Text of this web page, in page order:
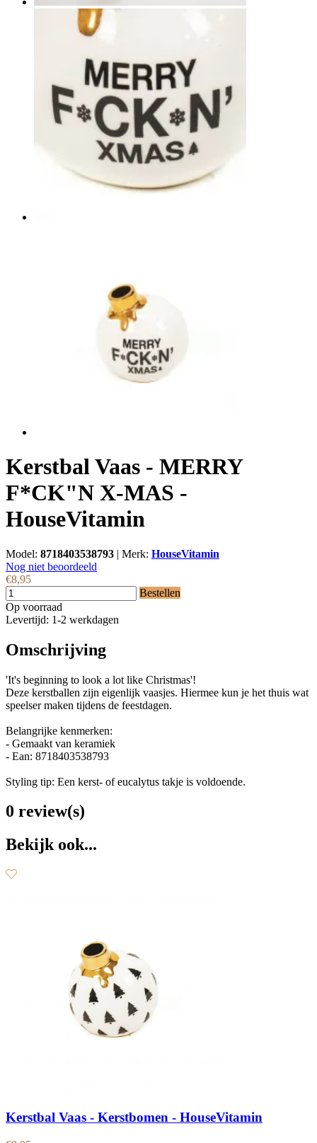
Kerstbal Vaas - MERRY
F*CK"N X-MAS -
HouseVitamin
Model: 8718403538793 | Merk: HouseVitamin
Nog niet beoordeeld
€8,95
Bestellen
Op voorraad
Levertijd: 1-2 werkdagen
Omschrijving
'It's beginning to look a lot like Christmas'!
Deze kerstballen zijn eigenlijk vaasjes. Hiermee kun je het thuis wat
speelser maken tijdens de feestdagen.
Belangrijke kenmerken:
- Gemaakt van keramiek
- Ean: 8718403538793
Styling tip: Een kerst- of eucalytus takje is voldoende.
0 review(s)
Bekijk ook...
Kerstbal Vaas - Kerstbomen - HouseVitamin